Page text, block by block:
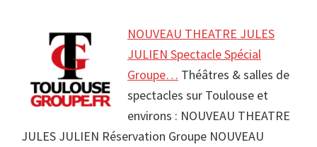
NOUVEAU THEATRE JULES
JULIEN Spectacle Spécial
Groupe… Théâtres & salles de
spectacles sur Toulouse et
environs : NOUVEAU THEATRE
JULES JULIEN Réservation Groupe NOUVEAU